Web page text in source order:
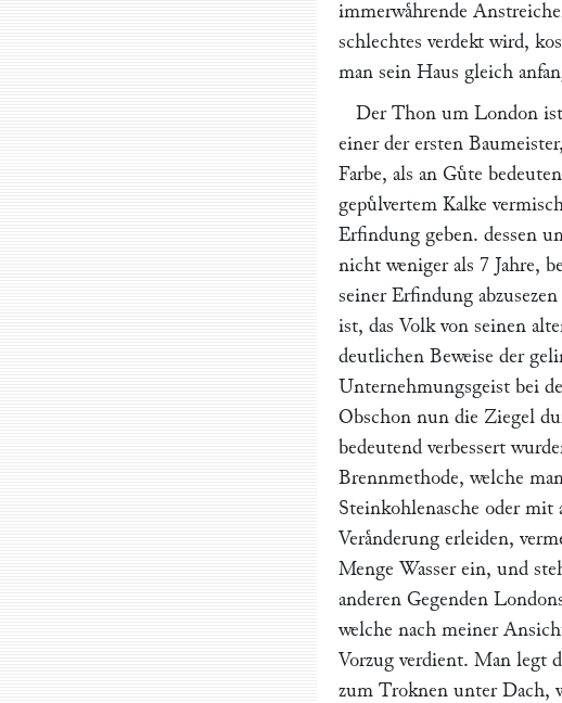
immerwaͤhrende
schlechtes verdekt wird,
man sein Haus gleich
Der Thon um London
einer der ersten
Farbe, als an Guͤte
gepuͤlvertem Kalke
Erfindung geben. dessen
nicht weniger als 7 Jahre,
seiner Erfindung
ist, das Volk von seinen
deutlichen Beweise der
Unternehmungsgeist bei
Obschon nun die Ziegel
bedeutend verbessert
Brennmethode, welche
Steinkohlenasche oder mit
Veraͤnderung erleiden,
Menge Wasser ein, und
anderen Gegenden
welche nach meiner
Vorzug verdient. Man legt
zum Troknen unter Dach,